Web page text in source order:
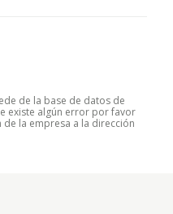
de la base de datos de
existe algún error por favor
la empresa a la dirección